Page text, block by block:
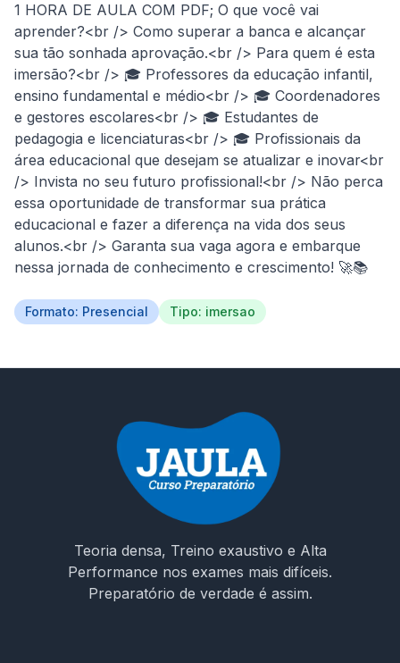
1 HORA DE AULA COM PDF; O que você vai
aprender?<br /> Como superar a banca e alcançar
sua tão sonhada aprovação.<br /> Para quem é esta
imersão?<br /> 🎓 Professores da educação infantil,
ensino fundamental e médio<br /> 🎓 Coordenadores
e gestores escolares<br /> 🎓 Estudantes de
pedagogia e licenciaturas<br /> 🎓 Profissionais da
área educacional que desejam se atualizar e inovar<br
/> Invista no seu futuro profissional!<br /> Não perca
essa oportunidade de transformar sua prática
educacional e fazer a diferença na vida dos seus
alunos.<br /> Garanta sua vaga agora e embarque
nessa jornada de conhecimento e crescimento! 🚀📚
Formato: Presencial Tipo: imersao
Teoria densa, Treino exaustivo e Alta
Performance nos exames mais difíceis.
Preparatório de verdade é assim.